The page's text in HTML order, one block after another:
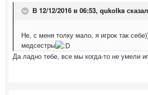
В 12/12/2016 в 06:53, qukolka
Не, с меня толку мало, я игрок так
медсестры
Да ладно тебе, все мы когда-то не умели